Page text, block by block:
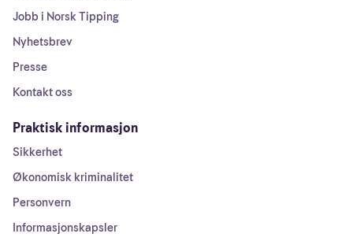
Jobb i Norsk Tipping
Nyhetsbrev
Presse
Kontakt oss
Praktisk informasjon
Sikkerhet
Økonomisk kriminalitet
Personvern
Informasjonskapsler